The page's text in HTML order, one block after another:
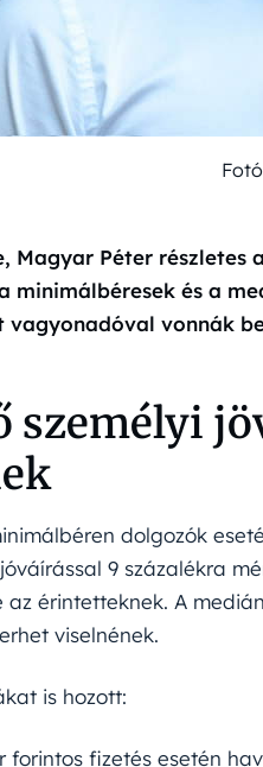
Magyar Péter
minimálbéresek és a
vonnák
személyi
dolgozók
9 százalékra
az érintetteknek. A
viselnének.
is hozott:
forintos fizetés esetén